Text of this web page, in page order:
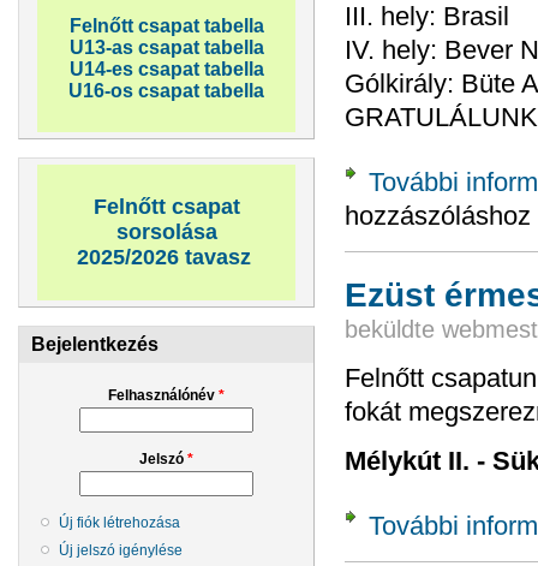
Felnőtt csapat tabella
U13-as csapat tabella
U14-es csapat tabella
U16-os csapat tabella
Felnőtt csapat
sorsolása
2025/2026 tavasz
Bejelentkezés
Felhasználónév *
Jelszó *
Új fiók létrehozása
Új jelszó igénylése
III. hely: Brasil
IV. hely: Bever
Gólkirály: Büte
További
hozzászóláshoz
Ezüst
beküldte
Felnőtt
fokát
Mélykút II. -
További